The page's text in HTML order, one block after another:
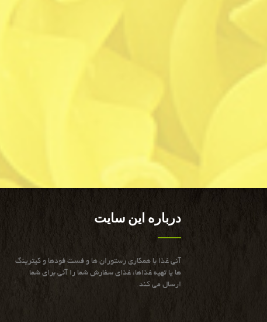
درباره این سایت
آنی غذا با همكاری رستوران ها و فست فودها و كیترینگ
ها یا تهیه غذاها، غذای سفارش شما را آنی برای شما
ارسال می كند.